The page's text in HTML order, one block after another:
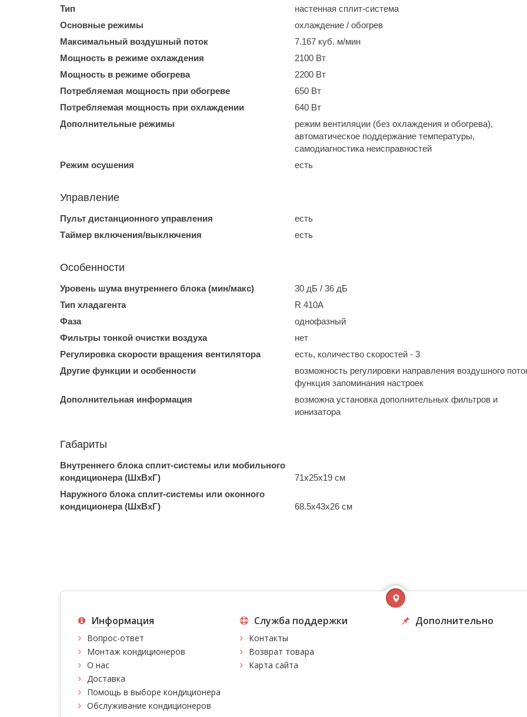
Тип
настенная сплит-система
Основные режимы
охлаждение / обогрев
Максимальный воздушный поток
7.167 куб. м/мин
Мощность в режиме охлаждения
2100 Вт
Мощность в режиме обогрева
2200 Вт
Потребляемая мощность при обогреве
650 Вт
Потребляемая мощность при охлаждении
640 Вт
Дополнительные режимы
режим вентиляции (без охлаждения и обогрева),
автоматическое поддержание температуры,
самодиагностика неисправностей
Режим осушения
есть
Управление
Пульт дистанционного управления
есть
Таймер включения/выключения
есть
Особенности
Уровень шума внутреннего блока (мин/макс)
30 дБ / 36 дБ
Тип хладагента
R 410A
Фаза
однофазный
Фильтры тонкой очистки воздуха
нет
Регулировка скорости вращения вентилятора
есть, количество скоростей - 3
Другие функции и особенности
возможность регулировки направления воздушного
функция запоминания настроек
Дополнительная информация
возможна установка дополнительных фильтров и
ионизатора
Габариты
Внутреннего блока сплит-системы или мобильного
кондиционера (ШxВxГ)
71x25x19 см
Наружного блока сплит-системы или оконного
кондиционера (ШxВxГ)
68.5x43x26 см
Информация
Вопрос-ответ
Монтаж кондиционеров
О нас
Доставка
Помощь в выборе кондиционера
Обслуживание кондиционеров
Служба поддержки
Контакты
Возврат товара
Карта сайта
Дополнительно